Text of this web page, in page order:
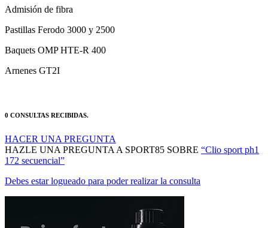
Pastillas Ferodo 3000 y 2500
Baquets OMP HTE-R 400
Arnenes GT2I
HAZLE UNA PREGUNTA A SPORT85 SOBRE
172 secuencial”
Debes estar logueado para poder realizar la consulta